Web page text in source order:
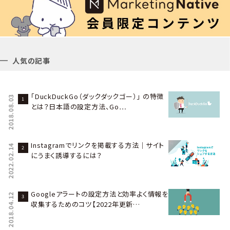
人気の記事
2018.08.03
「DuckDuckGo（ダックダックゴー）」 の特徴
とは？日本語の設定方法、Go…
2022.02.14
Instagramでリンクを掲載する方法｜サイト
にうまく誘導するには？
2018.04.12
Googleアラートの設定方法と効率よく情報を
収集するためのコツ【2022年更新…